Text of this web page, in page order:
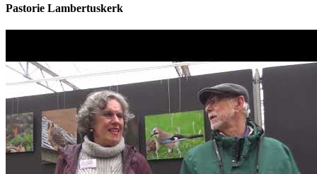
Pastorie Lambertuskerk